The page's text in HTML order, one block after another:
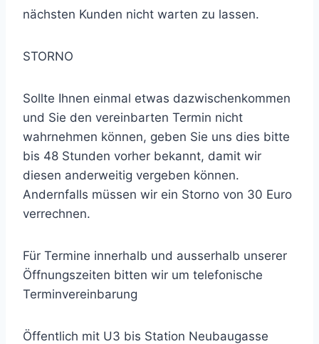
nächsten Kunden nicht warten zu lassen.
STORNO
Sollte Ihnen einmal etwas dazwischenkommen
und Sie den vereinbarten Termin nicht
wahrnehmen können, geben Sie uns dies bitte
bis 48 Stunden vorher bekannt, damit wir
diesen anderweitig vergeben können.
Andernfalls müssen wir ein Storno von 30 Euro
verrechnen.
Für Termine innerhalb und ausserhalb unserer
Öffnungszeiten bitten wir um telefonische
Terminvereinbarung
Öffentlich mit U3 bis Station Neubaugasse